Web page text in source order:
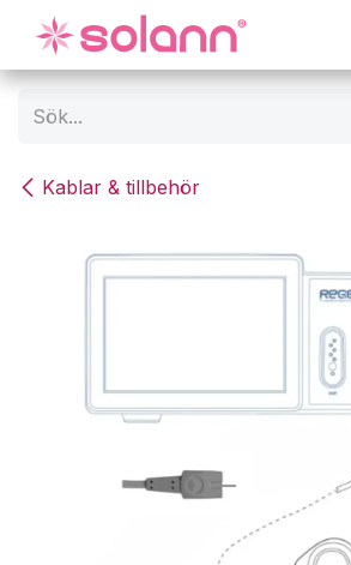
Hoppa till innehåll
Kablar & tillbehör